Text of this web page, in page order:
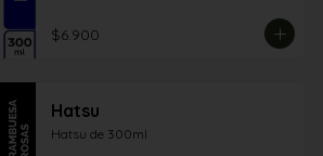
$6.900
Hatsu
Hatsu de 300ml